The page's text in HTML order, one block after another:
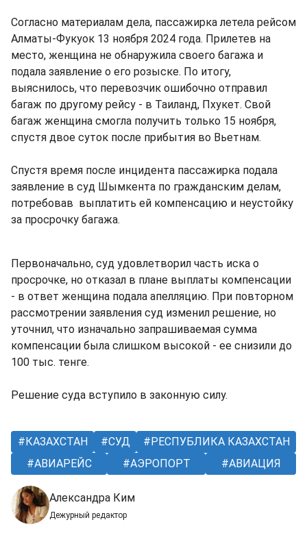
Согласно материалам дела, пассажирка летела рейсом
Алматы-Фукуок 13 ноября 2024 года. Прилетев на
место, женщина не обнаружила своего багажа и
подала заявление о его розыске. По итогу,
выяснилось, что перевозчик ошибочно отправил
багаж по другому рейсу - в Таиланд, Пхукет. Свой
багаж женщина смогла получить только 15 ноября,
спустя двое суток после прибытия во Вьетнам.
Спустя время после инцидента пассажирка подала
заявление в суд Шымкента по гражданским делам,
потребовав выплатить ей компенсацию и неустойку
за просрочку багажа.
Первоначально, суд удовлетворил часть иска о
просрочке, но отказал в плане выплаты компенсации
- в ответ женщина подала апелляцию. При повторном
рассмотрении заявления суд изменил решение, но
уточнил, что изначально запрашиваемая сумма
компенсации была слишком высокой - ее снизили до
100 тыс. тенге.
Решение суда вступило в законную силу.
КАЗАХСТАН СУД
РЕСПУБЛИКА КАЗАХСТАН
АВИАРЕЙС
АЭРОПОРТ АВИАЦИЯ
Александра Ким
Дежурный редактор